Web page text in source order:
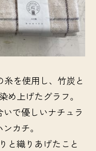
糸を使用し、竹炭と
め上げたグラフ。
で優しいナチュラ
カチ。
と織りあげたこと